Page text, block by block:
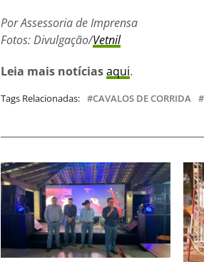
Por Assessoria de Imprensa
Fotos: Divulgação/Vetnil
Leia mais notíciasaqui.
Tags Relacionadas: CAVALOS DE CORRIDA